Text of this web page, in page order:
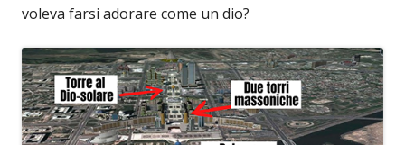
voleva farsi adorare come un dio?